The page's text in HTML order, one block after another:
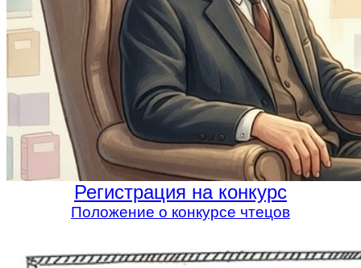
Регистрация на конкурс
Положение о конкурсе чтецов